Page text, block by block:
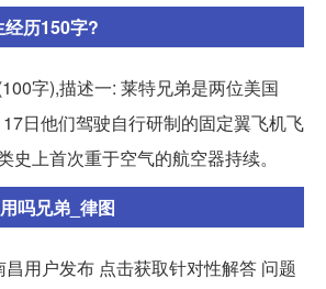
历150字?
字),描述一: 莱特兄弟是两位美国
日他们驾驶自行研制的固定翼飞机飞
史上首次重于空气的航空器持续。
吗兄弟_律图
用户发布 点击获取针对性解答 问题